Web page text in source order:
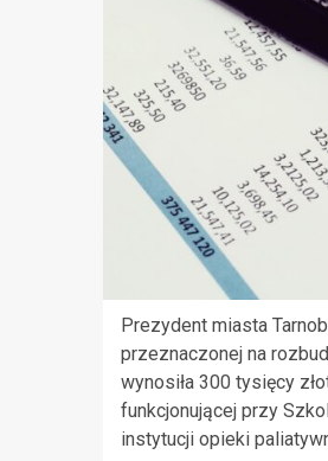
Prezydent miasta
przeznaczonej na
wynosiła 300 tysięcy
funkcjonującej przy
instytucji opieki